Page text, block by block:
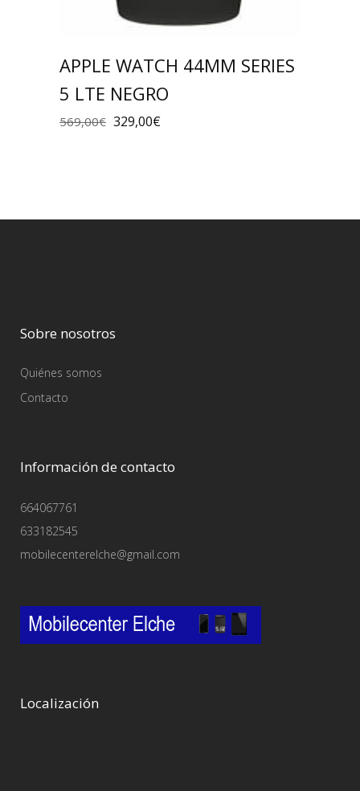
APPLE WATCH 44MM SERIES
5 LTE NEGRO
569,00€ 329,00€
Sobre nosotros
Quiénes somos
Contacto
Información de contacto
664067761
633182545
mobilecenterelche@gmail.com
Localización